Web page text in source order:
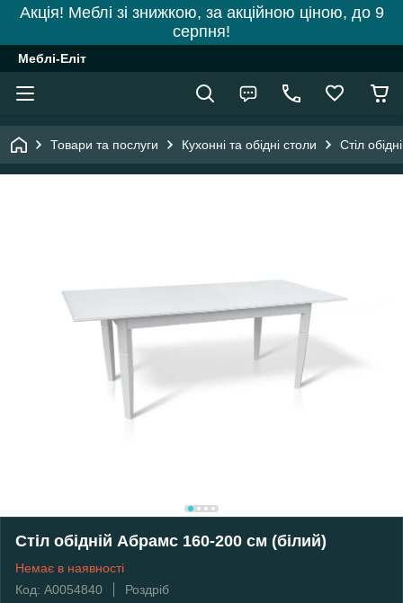
Акція! Меблі зі знижкою, за акційною ціною, до 9
серпня!
Меблі-Еліт
Товари та послуги Кухонні та обідні столи Стіл
Стіл обідній Абрамс 160-200 см (білий)
Немає в наявності
Код: А0054840
Роздріб